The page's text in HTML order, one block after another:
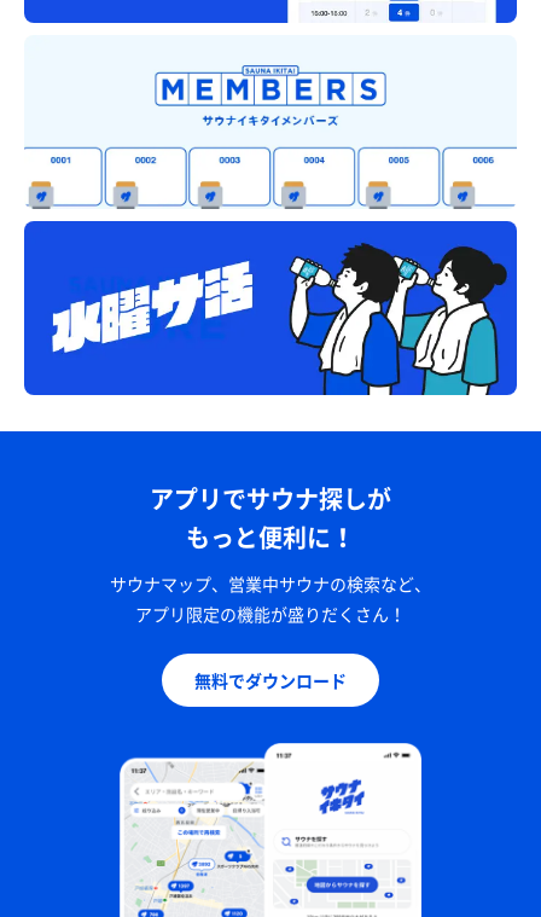
アプリでサウナ探しが
もっと便利に！
サウナマップ、営業中サウナの検索など、
アプリ限定の機能が盛りだくさん！
無料でダウンロード